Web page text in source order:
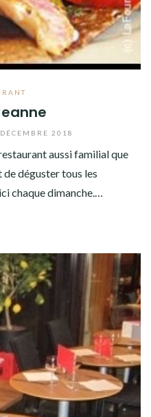
2018
aussi familial que
déguster tous les
chaque dimanche.…